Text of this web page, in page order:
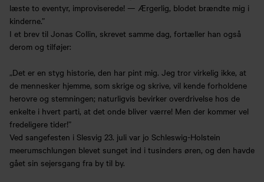
læste to eventyr, improviserede! — Ærgerlig, blodet brændte mig i
kinderne.”
I et brev til Jonas Collin, skrevet samme dag, fortæller han også
derom og tilføjer:
„Det er en styg historie, den har pint mig. Jeg tror virkelig ikke, at
de mennesker hjemme, som skrige og skrive, vil kende forholdene
herovre og stemningen; naturligvis bevirker overdrivelse hos de
enkelte i hvert parti, at det onde bliver værre! Men der kommer vel
fredeligere tider!”
Ved sangefesten i Slesvig 23. juli var jo Schleswig-Holstein
meerumschlungen blevet sunget ind i tusinders øren, og den havde
gået sin sejersgang fra by til by.